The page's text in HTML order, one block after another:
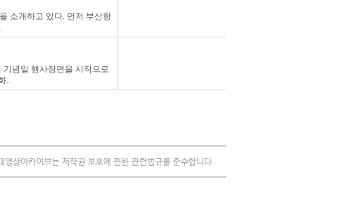
소개하고 있다. 먼저 부산항
념일 행사장면을 시작으로
..